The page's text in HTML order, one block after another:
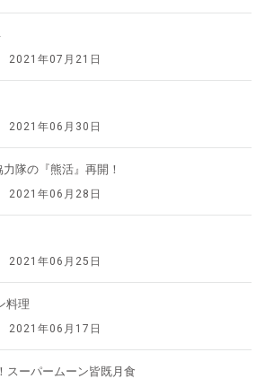
2021年07月21日
2021年06月30日
隊の『熊活』再開！
2021年06月28日
2021年06月25日
料理
2021年06月17日
スーパームーン皆既月食